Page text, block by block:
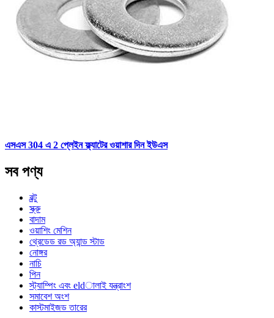
এসএস 304 এ 2 প্লেইন ফ্ল্যাটের ওয়াশার দিন ইউএস
সব পণ্য
বল্টু
স্ক্রু
বাদাম
ওয়াশিং মেশিন
থ্রেডেড রড অ্যান্ড স্টাড
নোঙ্গর
নাচি
পিন
স্ট্যাম্পিং এবং eldালাই যন্ত্রাংশ
সমাবেশ অংশ
কাস্টমাইজড তারের